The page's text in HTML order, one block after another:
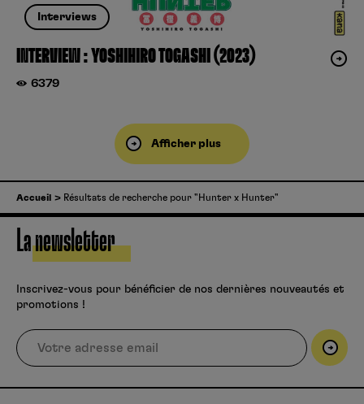
Interviews
INTERVIEW : YOSHIHIRO TOGASHI (2023)
6379
Afficher plus
Accueil Résultats de recherche pour "Hunter x Hunter"
La newsletter
Inscrivez-vous pour bénéficier de nos dernières nouveautés et
promotions !